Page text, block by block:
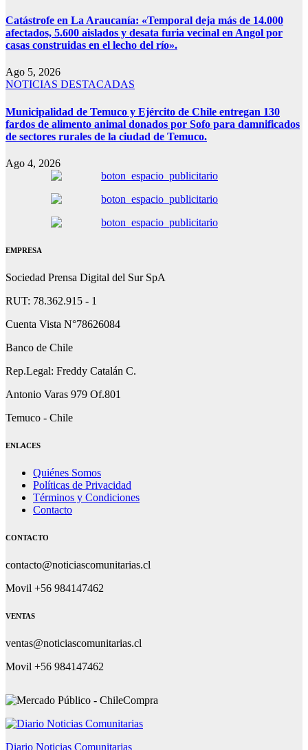
Catástrofe en La Araucanía: «Temporal deja más de 14.000
afectados, 5.600 aislados y desata furia vecinal en Angol por
casas construidas en el lecho del río».
Ago 5, 2026
NOTICIAS DESTACADAS
Municipalidad de Temuco y Ejército de Chile entregan 130
fardos de alimento animal donados por Sofo para damnificados
de sectores rurales de la ciudad de Temuco.
Ago 4, 2026
EMPRESA
Sociedad Prensa Digital del Sur SpA
RUT: 78.362.915 - 1
Cuenta Vista N°78626084
Banco de Chile
Rep.Legal: Freddy Catalán C.
Antonio Varas 979 Of.801
Temuco - Chile
ENLACES
Quiénes Somos
Políticas de Privacidad
Términos y Condiciones
Contacto
CONTACTO
contacto@noticiascomunitarias.cl
Movil +56 984147462
VENTAS
ventas@noticiascomunitarias.cl
Movil +56 984147462
Diario Noticias Comunitarias